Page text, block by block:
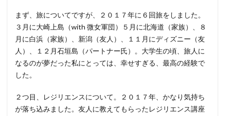
まず、旅についてですが、２０１７年に６回旅をしました。
３月に大崎上島（with 微女軍団）５月に北海道（家族）、８
月に白浜（家族）、新潟（友人）、１１月にディズニー（友
人）、１２月石垣島（パートナー氏）。大学生の頃、旅人に
なるのが夢だった私にとっては、幸せすぎる、最高の経験で
した。
２つ目、レジリエンスについて。２０１７年、かなり気持ち
が落ち込みました。友人に教えてもらったレジリエンス講座